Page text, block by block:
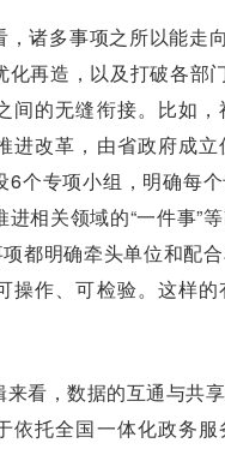
，诸多事项之所以能走
化再造，以及打破各部
间的无缝衔接。比如
进改革，由省政府成
6个专项小组，明确每
相关领域的“一件事”
项都明确牵头单位和配
操作、可检验。这样
来看，数据的互通与共
依托全国一体化政务